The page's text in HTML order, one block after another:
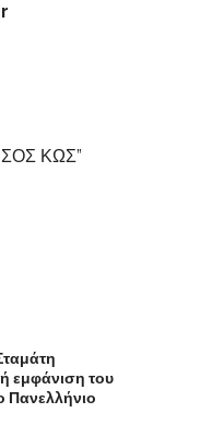
ΚΩΣ”
εμφάνιση του
Πανελλήνιο